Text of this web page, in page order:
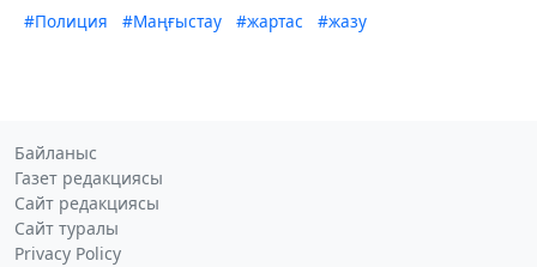
#Полиция #Маңғыстау #жартас #жазу
Байланыс
Газет редакциясы
Сайт редакциясы
Сайт туралы
Privacy Policy